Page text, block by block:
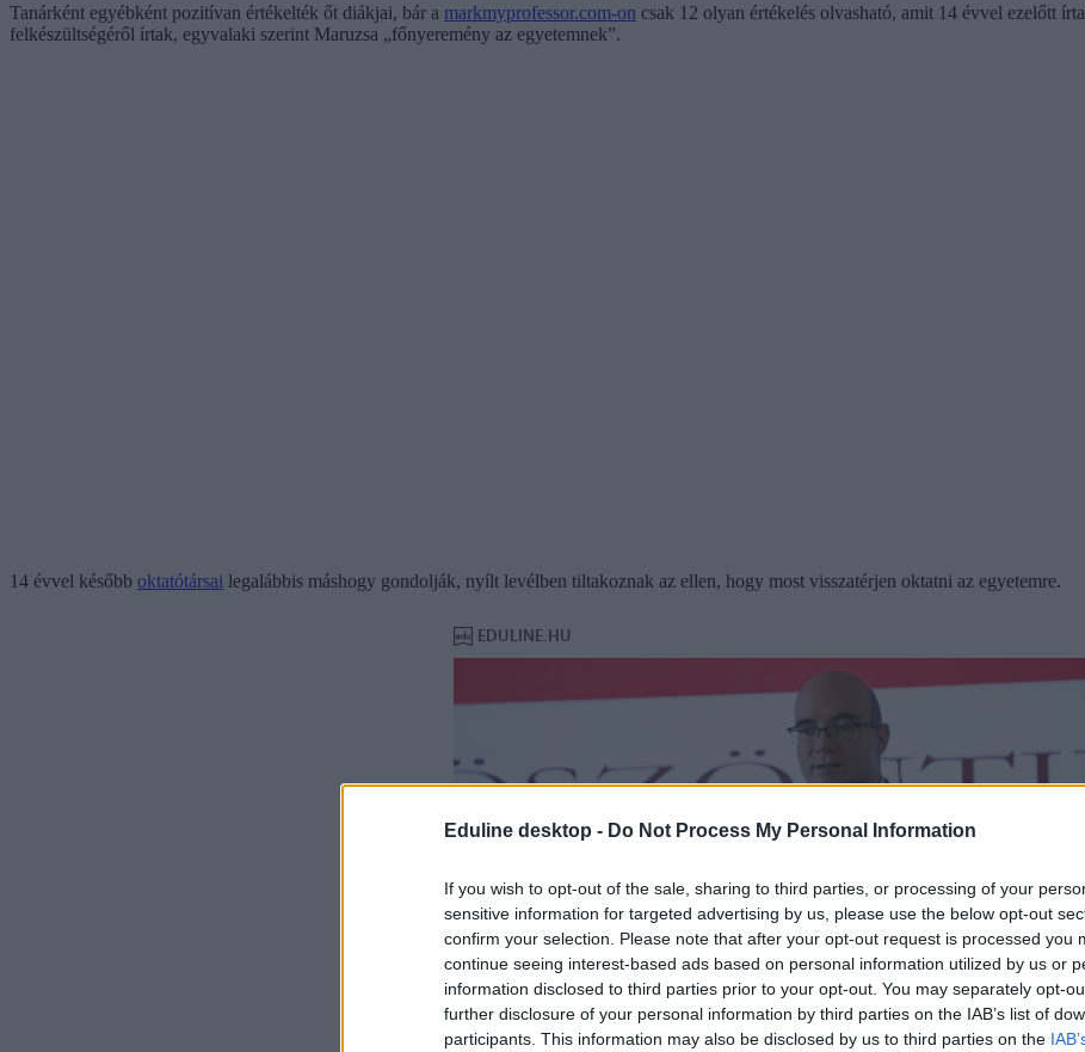
Eduline desktop - Do Not Process My Personal Information
If you wish to opt-out of the sale, sharing to third parties, or processing of your
sensitive information for targeted advertising by us, please use the below opt-out
confirm your selection. Please note that after your opt-out request is processed you
continue seeing interest-based ads based on personal information utilized by us or
information disclosed to third parties prior to your opt-out. You may separately opt-
further disclosure of your personal information by third parties on the IAB’s list of
participants. This information may also be disclosed by us to third parties on the
Tanárként egyébként pozitívan értékelték őt diákjai, bár a markmyprofessor.com-on csak 12 olyan értékelés olvasható, amit 14 évvel ezelőtt
felkészültségéről írtak, egyvalaki szerint Maruzsa „főnyeremény az egyetemnek”.
14 évvel később oktatótársai legalábbis máshogy gondolják, nyílt levélben tiltakoznak az ellen, hogy most visszatérjen oktatni az egyetemre.